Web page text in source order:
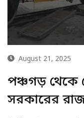
August 21, 2025
পঞ্চগড় থেকে
সরকারের